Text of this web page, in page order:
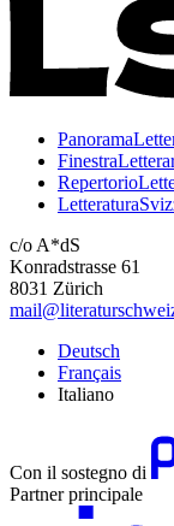
c/o A*dS
Konradstrasse 61
8031 Zürich
Deutsch
Français
Italiano
Con il sostegno di
Partner principale